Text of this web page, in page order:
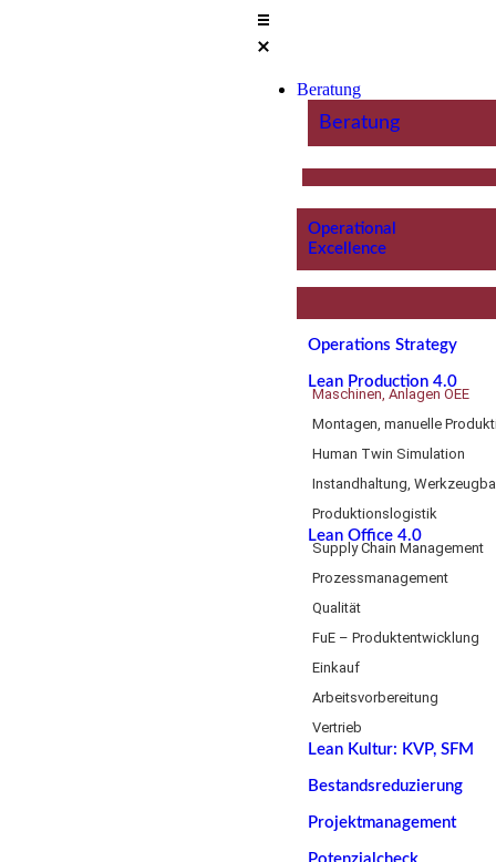
Beratung
Beratung
Operational
Excellence
Operations Strategy
Lean Production 4.0
Maschinen, Anlagen OEE
Montagen, manuelle
Human Twin Simulation
Instandhaltung,
Produktionslogistik
Lean Office 4.0
Supply Chain Management
Prozessmanagement
Qualität
FuE – Produktentwicklung
Einkauf
Arbeitsvorbereitung
Vertrieb
Lean Kultur: KVP, SFM
Bestandsreduzierung
Projektmanagement